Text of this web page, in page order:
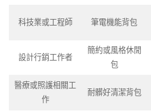
科技業或工程師 筆電機能背包
設計行銷工作者
簡約或風格休閒
包
醫療或照護相關工
作
耐髒好清潔背包